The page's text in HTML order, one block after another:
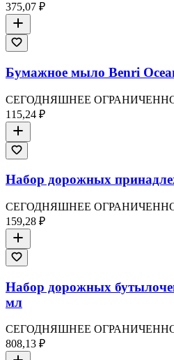
375,07 ₽
Бумажное мыло Benri
СЕГОДНЯШНЕЕ
115,24 ₽
Набор дорожных
СЕГОДНЯШНЕЕ
159,28 ₽
Набор дорожных
мл
СЕГОДНЯШНЕЕ
808,13 ₽